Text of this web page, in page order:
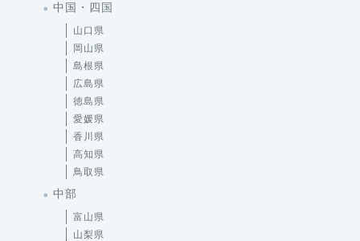
中国・四国
山口県
岡山県
島根県
広島県
徳島県
愛媛県
香川県
高知県
鳥取県
中部
富山県
山梨県